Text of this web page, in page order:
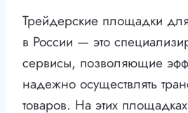
Трейдерские площадки
в России — это
сервисы, позволяющие
надежно осуществлять
товаров. На этих площадках